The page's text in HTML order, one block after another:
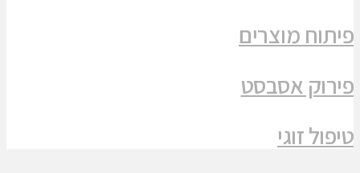
פיתוח מוצרים
פירוק אסבסט
טיפול זוגי